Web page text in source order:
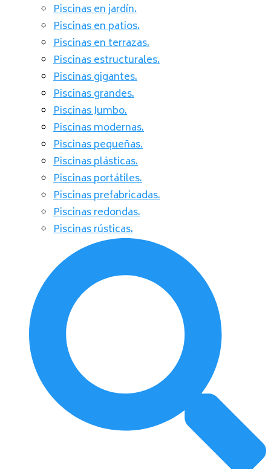
Piscinas en jardín.
Piscinas en patios.
Piscinas en terrazas.
Piscinas estructurales.
Piscinas gigantes.
Piscinas grandes.
Piscinas Jumbo.
Piscinas modernas.
Piscinas pequeñas.
Piscinas plásticas.
Piscinas portátiles.
Piscinas prefabricadas.
Piscinas redondas.
Piscinas rústicas.